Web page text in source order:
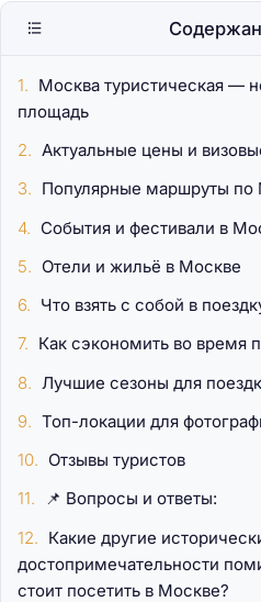
Москва туристическая —
площадь
Актуальные цены и
Популярные маршруты по
События и фестивали в
Отели и жильё в Москве
Что взять с собой в
Как сэкономить во время
Лучшие сезоны для
Топ-локации для
Отзывы туристов
📌 Вопросы и ответы:
Какие другие
достопримечательности
стоит посетить в Москве?